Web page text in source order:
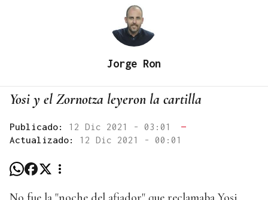
Jorge Ron
Yosi y el Zornotza leyeron la cartilla
Publicado: 12 Dic 2021 - 03:01
—
Actualizado: 12 Dic 2021 - 00:01